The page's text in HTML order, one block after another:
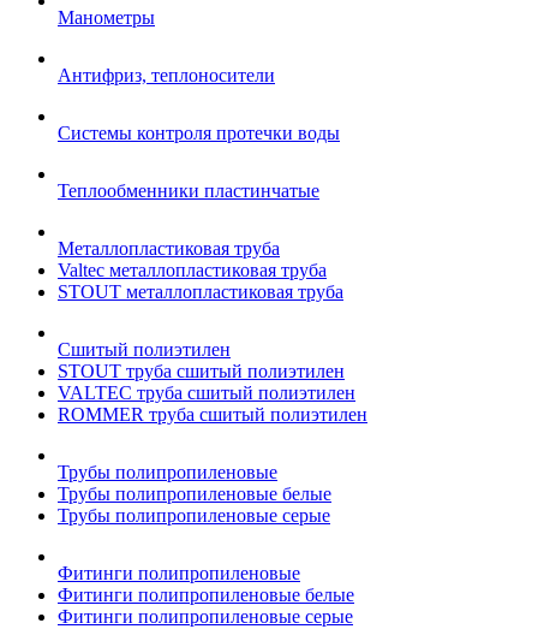
Манометры
Антифриз, теплоносители
Системы контроля протечки воды
Теплообменники пластинчатые
Металлопластиковая труба
Valtec металлопластиковая труба
STOUT металлопластиковая труба
Сшитый полиэтилен
STOUT труба сшитый полиэтилен
VALTEC труба сшитый полиэтилен
ROMMER труба сшитый полиэтилен
Трубы полипропиленовые
Трубы полипропиленовые белые
Трубы полипропиленовые серые
Фитинги полипропиленовые
Фитинги полипропиленовые белые
Фитинги полипропиленовые серые